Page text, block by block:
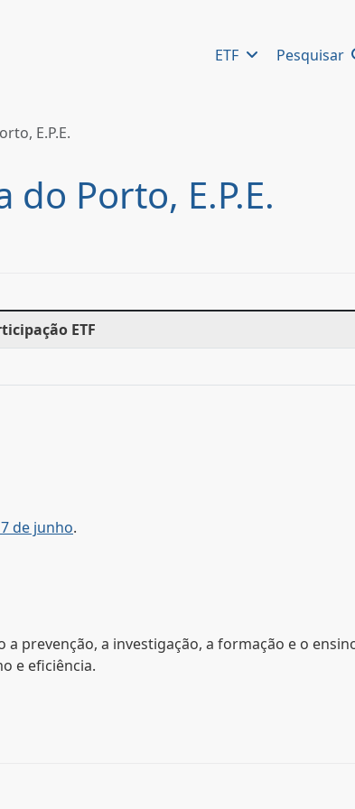
ETF Pesquisar
E.P.E.
Porto, E.P.E.
ETF
de junho.
prevenção, a investigação, a formação e o
e eficiência.